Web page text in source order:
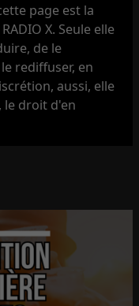
page est la
X. Seule elle
de le
rediffuser, en
aussi, elle
le droit d'en